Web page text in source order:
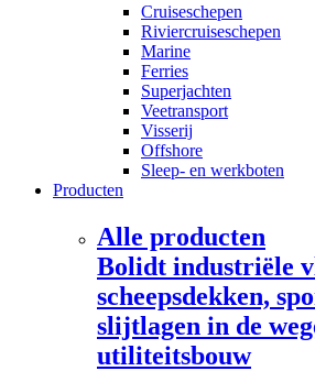
Cruiseschepen
Riviercruiseschepen
Marine
Ferries
Superjachten
Veetransport
Visserij
Offshore
Sleep- en werkboten
Producten
Alle producten
Bolidt industriële
scheepsdekken,
slijtlagen in de
utiliteitsbouw